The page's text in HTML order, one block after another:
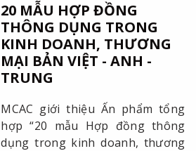
20 MẪU HỢP ĐỒNG
THÔNG DỤNG TRONG
KINH DOANH, THƯƠNG
MẠI BẢN VIỆT - ANH -
TRUNG
MCAC giới thiệu Ấn phẩm tổng
hợp “20 mẫu Hợp đồng thông
dụng trong kinh doanh, thương